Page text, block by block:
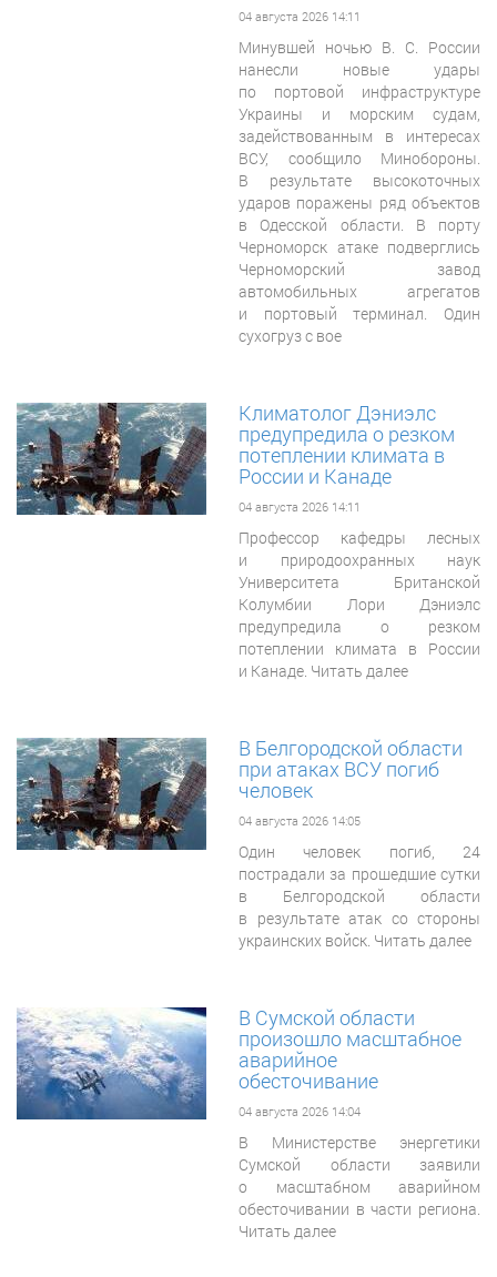
04 августа 2026 14:11
Минувшей ночью В. С. России
нанесли новые удары
по портовой инфраструктуре
Украины и морским судам,
задействованным в интересах
ВСУ, сообщило Минобороны.
В результате высокоточных
ударов поражены ряд объектов
в Одесской области. В порту
Черноморск атаке подверглись
Черноморский завод
автомобильных агрегатов
и портовый терминал. Один
сухогруз с вое
Климатолог Дэниэлс
предупредила о резком
потеплении климата в
России и Канаде
04 августа 2026 14:11
Профессор кафедры лесных
и природоохранных наук
Университета Британской
Колумбии Лори Дэниэлс
предупредила о резком
потеплении климата в России
и Канаде. Читать далее
В Белгородской области
при атаках ВСУ погиб
человек
04 августа 2026 14:05
Один человек погиб, 24
пострадали за прошедшие сутки
в Белгородской области
в результате атак со стороны
украинских войск. Читать далее
В Сумской области
произошло масштабное
аварийное
обесточивание
04 августа 2026 14:04
В Министерстве энергетики
Сумской области заявили
о масштабном аварийном
обесточивании в части региона.
Читать далее